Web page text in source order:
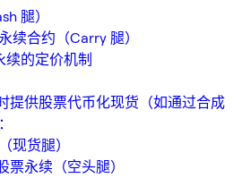
腿）
续合约（Carry 腿）
的定价机制
提供股票代币化现货（如通过合成
现货腿）
永续（空头腿）